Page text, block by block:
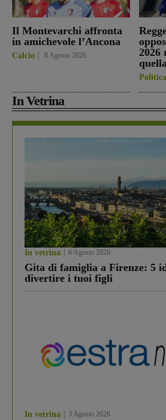
Il Montevarchi affronta
in amichevole l’Ancona
Calcio 8 Agosto 2026
2026
Politica
In Vetrina
In vetrina 6 Agosto 2026
Gita di famiglia a Firenze: 5
divertire i tuoi figli
In vetrina 3 Agosto 2026